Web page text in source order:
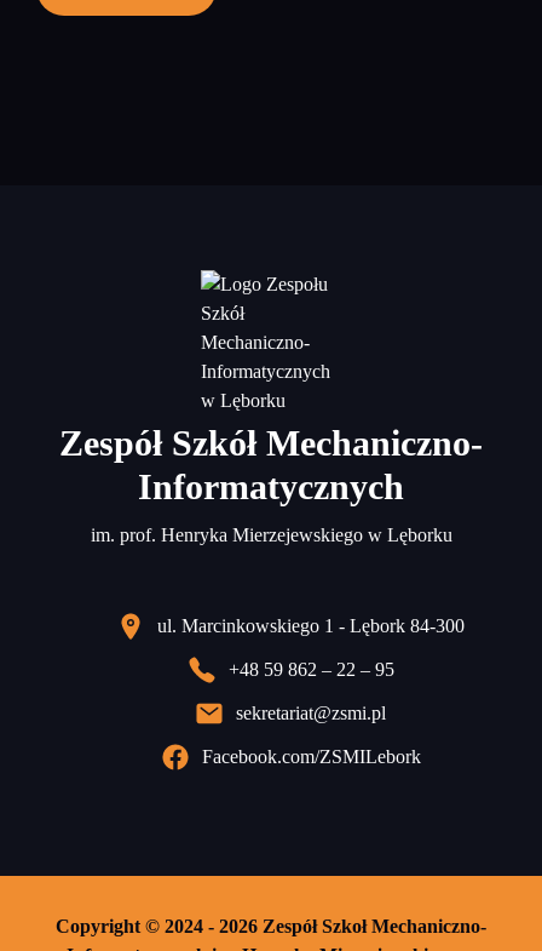
Zespół Szkół Mechaniczno-
Informatycznych
im. prof. Henryka Mierzejewskiego w Lęborku
ul. Marcinkowskiego 1 - Lębork 84-300
+48 59 862 – 22 – 95
sekretariat@zsmi.pl
Facebook.com/ZSMILebork
Copyright © 2024 - 2026 Zespół Szkoł Mechaniczno-